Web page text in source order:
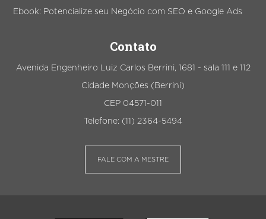
Ebook: Potencialize seu Negócio com SEO e Google Ads
Contato
Avenida Engenheiro Luiz Carlos Berrini, 1681 - sala 111 e 112
Cidade Monções (Berrini)
CEP 04571-011
Telefone: (11) 2364-5494
FALE COM A MESTRE